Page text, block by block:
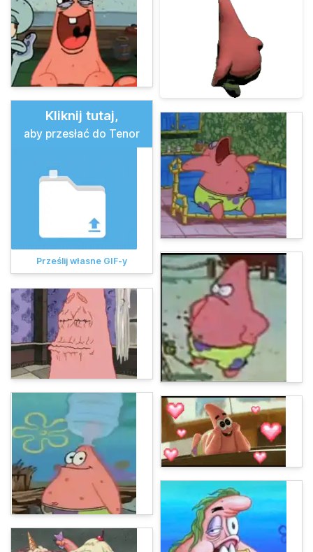
Kliknij tutaj,
aby przesłać do Tenor
Prześlij własne GIF-y